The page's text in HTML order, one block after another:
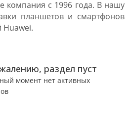
компания с 1996 года. В нашу
планшетов и смартфонов
Huawei.
раздел пуст
момент нет активных